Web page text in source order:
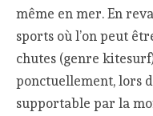
même en mer. En
sports où l’on peut
chutes (genre
ponctuellement, lors
supportable par la